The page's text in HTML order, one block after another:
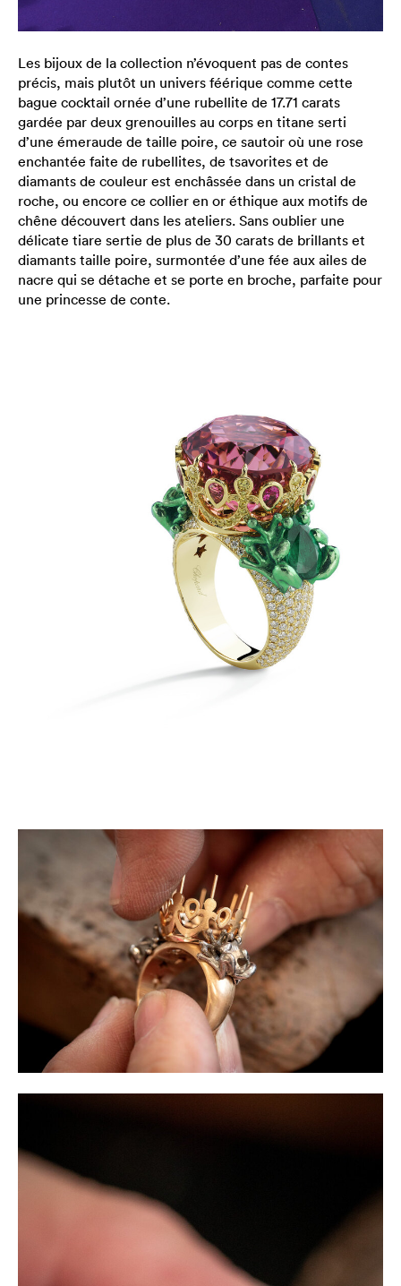
Les bijoux de la collection n’évoquent pas de contes
précis, mais plutôt un univers féérique comme cette
bague cocktail ornée d’une rubellite de 17.71 carats
gardée par deux grenouilles au corps en titane serti
d’une émeraude de taille poire, ce sautoir où une rose
enchantée faite de rubellites, de tsavorites et de
diamants de couleur est enchâssée dans un cristal de
roche, ou encore ce collier en or éthique aux motifs de
chêne découvert dans les ateliers. Sans oublier une
délicate tiare sertie de plus de 30 carats de brillants et
diamants taille poire, surmontée d’une fée aux ailes de
nacre qui se détache et se porte en broche, parfaite pour
une princesse de conte.